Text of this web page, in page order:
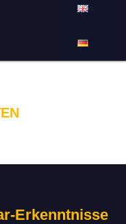
Erkenntnisse